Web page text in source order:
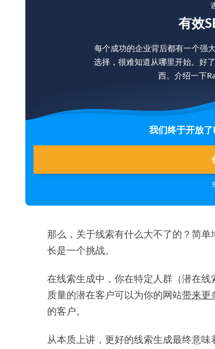
有效
每个成功的企业背后都有一个强
选择，很难知道从哪里开始。好
西。介绍一下
我们终于开放
那么，关于线索有什么大不了的？简
长是一个挑战。
在线索生成中，你在特定人群（潜在
质量的潜在客户可以为你的网站带来更
的客户。
从本质上讲，更好的线索生成最终意